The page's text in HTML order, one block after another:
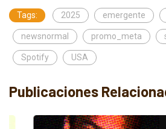
Tags: 2025 emergente
newsnormal promo_meta
Spotify USA
Publicaciones